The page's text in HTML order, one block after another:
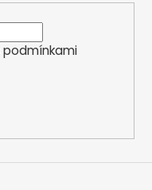
podmínkami